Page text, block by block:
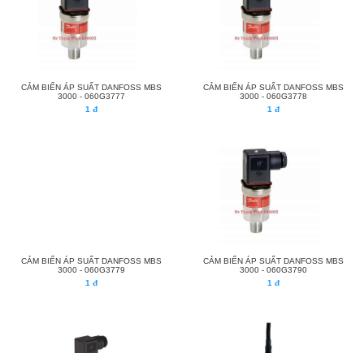
CẢM BIẾN ÁP SUẤT DANFOSS MBS
3000 - 060G3777
1 đ
CẢM BIẾN ÁP SUẤT DANFOSS MBS
3000 - 060G3778
1 đ
CẢM BIẾN ÁP SUẤT DANFOSS MBS
3000 - 060G3779
1 đ
CẢM BIẾN ÁP SUẤT DANFOSS MBS
3000 - 060G3790
1 đ